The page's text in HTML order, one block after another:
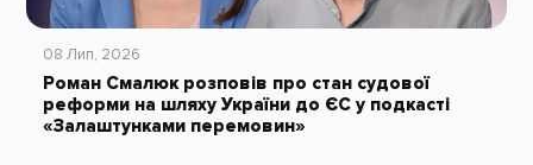
08 Лип, 2026
Роман Смалюк розповів про стан судової
реформи на шляху України до ЄС у подкасті
«Залаштунками перемовин»